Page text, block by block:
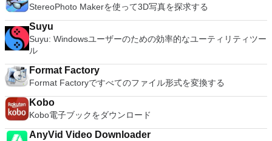
StereoPhoto Makerを使って3D写真を探求する
Suyu
Suyu: Windowsユーザーのための効率的なユーティリティツー
ル
Format Factory
Format Factoryですべてのファイル形式を変換する
Kobo
Kobo電子ブックをダウンロード
AnyVid Video Downloader